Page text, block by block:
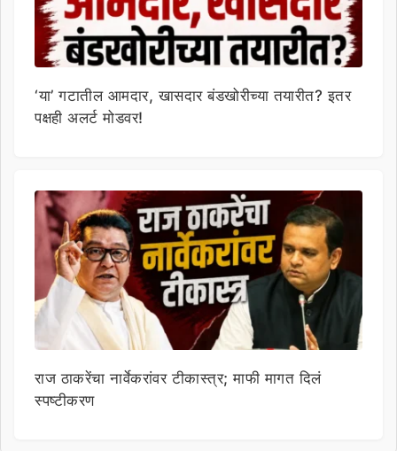
‘या’ गटातील आमदार, खासदार बंडखोरीच्या तयारीत? इतर
पक्षही अलर्ट मोडवर!
राज ठाकरेंचा नार्वेकरांवर टीकास्त्र; माफी मागत दिलं
स्पष्टीकरण